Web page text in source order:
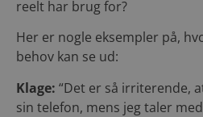
reelt har brug for?
Her er nogle eksempler på,
behov kan se ud:
Klage: “Det er så irriterende,
sin telefon, mens jeg taler